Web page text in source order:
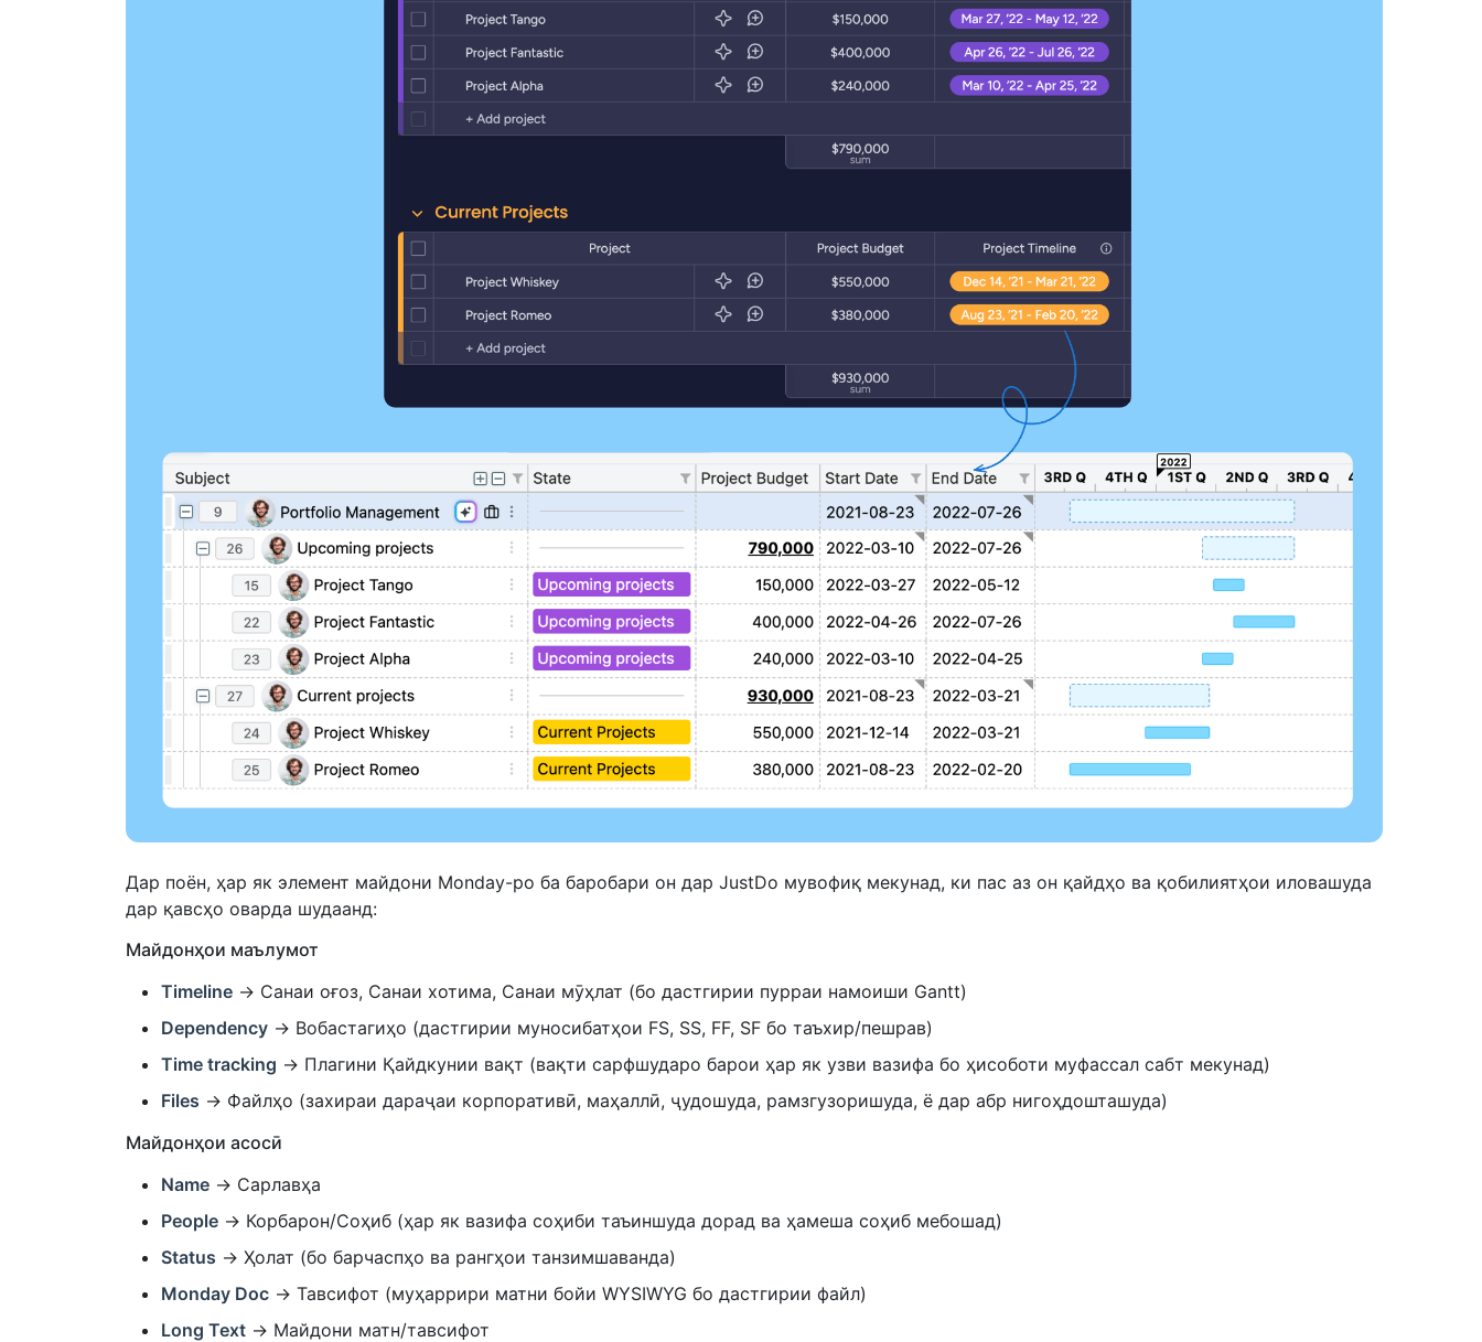
Дар поён, ҳар як элемент майдони Monday-ро ба баробари он дар JustDo мувофиқ мекунад, ки пас аз он қайдҳо ва қобилиятҳои иловашуда
дар қавсҳо оварда шудаанд:
Майдонҳои маълумот
Timeline → Санаи оғоз, Санаи хотима, Санаи мӯҳлат (бо дастгирии пурраи намоиши Gantt)
Dependency → Вобастагиҳо (дастгирии муносибатҳои FS, SS, FF, SF бо таъхир/пешрав)
Time tracking → Плагини Қайдкунии вақт (вақти сарфшударо барои ҳар як узви вазифа бо ҳисоботи муфассал сабт мекунад)
Files → Файлҳо (захираи дараҷаи корпоративӣ, маҳаллӣ, ҷудошуда, рамзгузоришуда, ё дар абр нигоҳдошташуда)
Майдонҳои асосӣ
Name → Сарлавҳа
People → Корбарон/Соҳиб (ҳар як вазифа соҳиби таъиншуда дорад ва ҳамеша соҳиб мебошад)
Status → Ҳолат (бо барчаспҳо ва рангҳои танзимшаванда)
Monday Doc → Тавсифот (муҳаррири матни бойи WYSIWYG бо дастгирии файл)
Long Text → Майдони матн/тавсифот